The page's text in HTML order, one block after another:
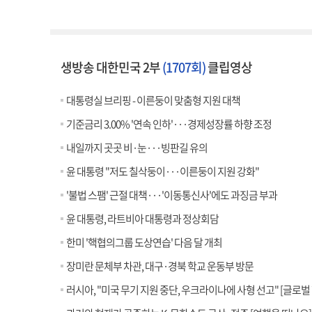
생방송 대한민국 2부(1707회)클립영상
대통령실 브리핑 - 이른둥이 맞춤형 지원 대책
기준금리 3.00% '연속 인하'···경제성장률 하향 조정
내일까지 곳곳 비·눈···빙판길 유의
윤 대통령 "저도 칠삭둥이···이른둥이 지원 강화"
'불법 스팸' 근절 대책···'이동통신사'에도 과징금 부과
윤 대통령, 라트비아 대통령과 정상회담
한미 '핵협의그룹 도상연습' 다음 달 개최
장미란 문체부 차관, 대구·경북 학교 운동부 방문
러시아, "미국 무기 지원 중단, 우크라이나에 사형 선고" [글로